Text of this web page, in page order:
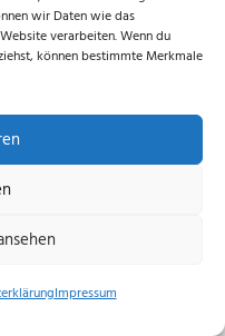
wir Daten wie das
verarbeiten. Wenn du
können bestimmte Merkmale
Impressum
und Facebook!
|Cookie-